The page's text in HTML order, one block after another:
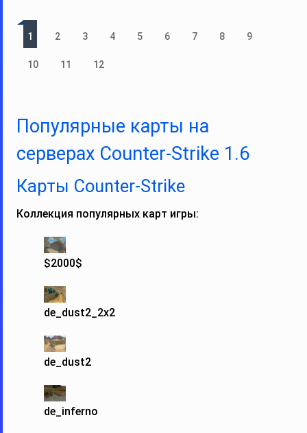
1 2 3 4 5 6 7 8 9
10 11 12
Популярные карты на
серверах Counter-Strike 1.6
Карты Counter‑Strike
Коллекция популярных карт игры:
$2000$
de_dust2_2x2
de_dust2
de_inferno